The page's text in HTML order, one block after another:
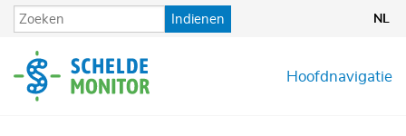
Overslaan
en
de
inhoud
Indienen NL
Hoofdnavigatie